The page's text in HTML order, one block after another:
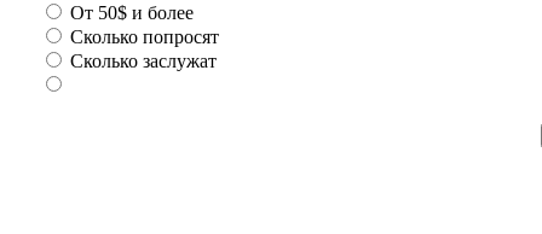
От 50$ и более
Сколько попросят
Сколько заслужат